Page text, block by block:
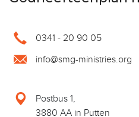
0341 - 20 90 05
info@smg-ministries.org
Postbus 1,
3880 AA in Putten